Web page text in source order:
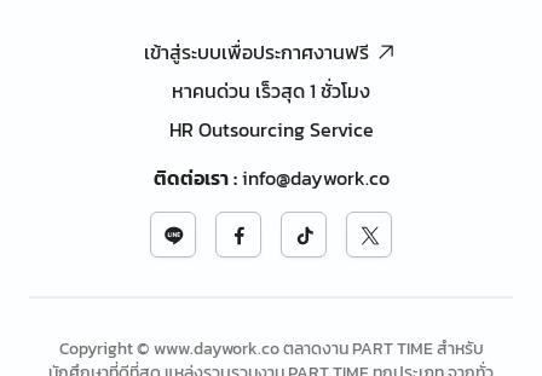
เข้าสู่ระบบเพื่อประกาศงานฟรี
หาคนด่วน เร็วสุด 1 ชั่วโมง
HR Outsourcing Service
ติดต่อเรา:info@daywork.co
Copyright © www.daywork.co ตลาดงาน PART TIME สำหรับ